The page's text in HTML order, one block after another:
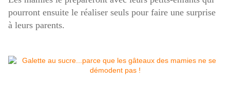
pourront ensuite le réaliser seuls pour faire une surprise
à leurs parents.